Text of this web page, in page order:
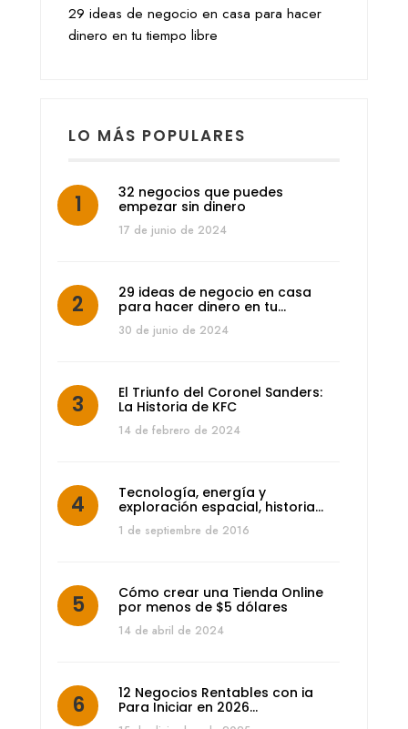
29 ideas de negocio en casa para hacer
dinero en tu tiempo libre
LO MÁS POPULARES
32 negocios que puedes
empezar sin dinero
17 de junio de 2024
29 ideas de negocio en casa
para hacer dinero en tu…
30 de junio de 2024
El Triunfo del Coronel Sanders:
La Historia de KFC
14 de febrero de 2024
Tecnología, energía y
exploración espacial, historia…
1 de septiembre de 2016
Cómo crear una Tienda Online
por menos de $5 dólares
14 de abril de 2024
12 Negocios Rentables con ia
Para Iniciar en 2026…